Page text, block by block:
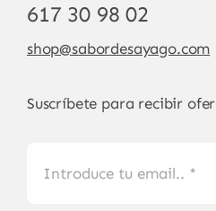
617 30 98 02
shop@sabordesayago.com
Suscríbete para recibir